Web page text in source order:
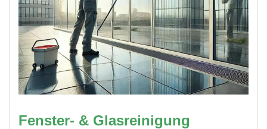
Fenster- & Glasreinigung